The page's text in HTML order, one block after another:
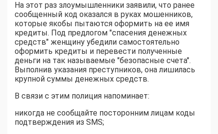
На этот раз злоумышленники заявили, что ранее
сообщенный код оказался в руках мошенников,
которые якобы пытаются оформить на ее имя
кредиты. Под предлогом "спасения денежных
средств" женщину убедили самостоятельно
оформить кредиты и перевести полученные
деньги на так называемые "безопасные счета".
Выполнив указания преступников, она лишилась
крупной суммы денежных средств.
В связи с этим полиция напоминает:
никогда не сообщайте посторонним лицам коды
подтверждения из SMS;